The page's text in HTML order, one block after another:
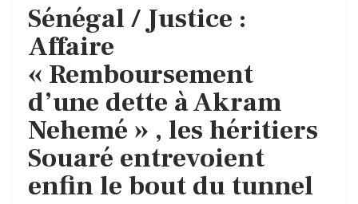
Sénégal / Justice :
Affaire
« Remboursement
d’une dette à Akram
Nehemé » , les héritiers
Souaré entrevoient
enfin le bout du tunnel